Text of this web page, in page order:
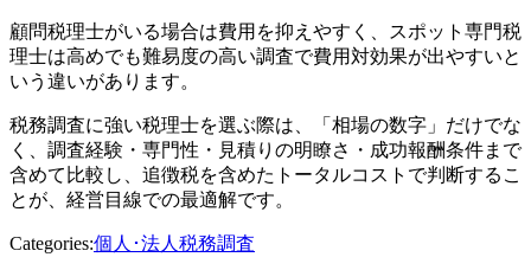
顧問税理士がいる場合は費用を抑えやすく、スポット専門税
理士は高めでも難易度の高い調査で費用対効果が出やすいと
いう違いがあります。
税務調査に強い税理士を選ぶ際は、「相場の数字」だけでな
く、調査経験・専門性・見積りの明瞭さ・成功報酬条件まで
含めて比較し、追徴税を含めたトータルコストで判断するこ
とが、経営目線での最適解です。
Categories:個人･法人税務調査